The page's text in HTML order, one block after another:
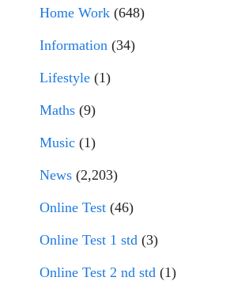
Home Work (648)
Information (34)
Lifestyle (1)
Maths (9)
Music (1)
News (2,203)
Online Test (46)
Online Test 1 std (3)
Online Test 2 nd std (1)